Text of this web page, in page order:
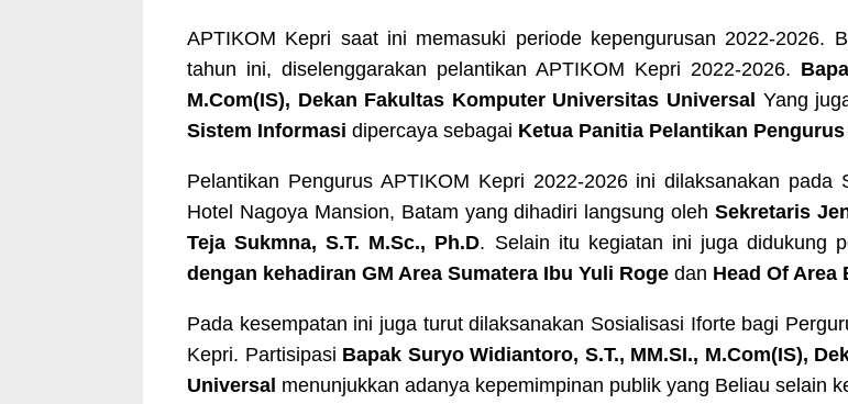
APTIKOM Kepri saat ini memasuki periode kepengurusan 2022-2026.
tahun ini, diselenggarakan pelantikan APTIKOM Kepri 2022-2026.
M.Com(IS), Dekan Fakultas Komputer Universitas Universal Yang
Sistem Informasi dipercaya sebagai Ketua Panitia Pelantikan
Pelantikan Pengurus APTIKOM Kepri 2022-2026 ini dilaksanakan
Hotel Nagoya Mansion, Batam yang dihadiri langsung olehSekretaris
Teja Sukmna, S.T. M.Sc., Ph.D. Selain itu kegiatan ini juga didukung
dengan kehadiran GM Area Sumatera Ibu Yuli Roge dan Head Of Area
Pada kesempatan ini juga turut dilaksanakan Sosialisasi Iforte bagi
Kepri. Partisipasi Bapak Suryo Widiantoro, S.T., MM.SI., M.Com(IS),
Universal menunjukkan adanya kepemimpinan publik yang Beliau selain